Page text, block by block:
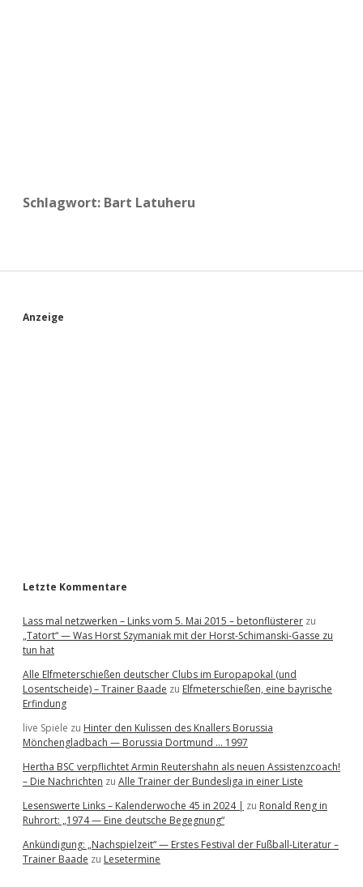
Schlagwort: Bart Latuheru
S
Anzeige
Letzte Kommentare
Lass mal netzwerken – Links vom 5. Mai 2015 – betonflüsterer zu
„Tatort“ — Was Horst Szymaniak mit der Horst-Schimanski-Gasse zu
tun hat
Alle Elfmeterschießen deutscher Clubs im Europapokal (und
Losentscheide) – Trainer Baade zu Elfmeterschießen, eine bayrische
Erfindung
live Spiele zu Hinter den Kulissen des Knallers Borussia
Mönchengladbach — Borussia Dortmund … 1997
Hertha BSC verpflichtet Armin Reutershahn als neuen Assistenzcoach!
– Die Nachrichten zu Alle Trainer der Bundesliga in einer Liste
Lesenswerte Links – Kalenderwoche 45 in 2024 | zu Ronald Reng in
Ruhrort: „1974 — Eine deutsche Begegnung“
Ankündigung: „Nachspielzeit“ — Erstes Festival der Fußball-Literatur –
Trainer Baade zu Lesetermine